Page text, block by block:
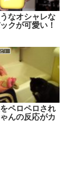
なオシャレな
クが可愛い！
）
ペロペロされ
んの反応がカ